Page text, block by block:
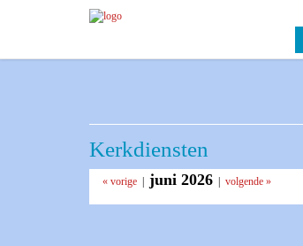
Kerkdiensten
« vorige juni 2026 volgende »